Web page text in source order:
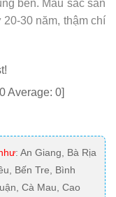
bền. Màu sắc sản
30 năm, thậm chí
0Average: 0]
: An Giang, Bà Rịa
Bến Tre, Bình
Cà Mau, Cao